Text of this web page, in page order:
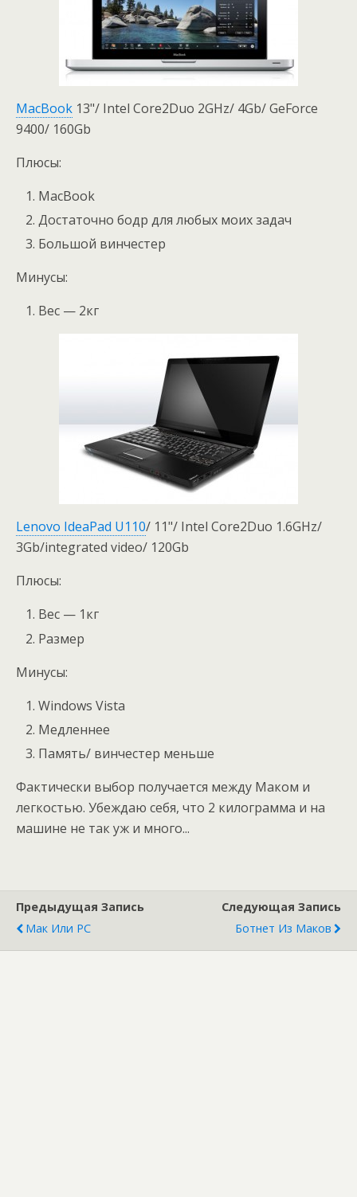
MacBook 13"/ Intel Core2Duo 2GHz/ 4Gb/ GeForce
9400/ 160Gb
Плюсы:
MacBook
Достаточно бодр для любых моих задач
Большой винчестер
Минусы:
Вес — 2кг
Lenovo IdeaPad U110/ 11"/ Intel Core2Duo 1.6GHz/
3Gb/integrated video/ 120Gb
Плюсы:
Вес — 1кг
Размер
Минусы:
Windows Vista
Медленнее
Память/ винчестер меньше
Фактически выбор получается между Маком и
легкостью. Убеждаю себя, что 2 килограмма и на
машине не так уж и много...
Предыдущая Запись
Мак Или PC
Следующая Запись
Ботнет Из Маков